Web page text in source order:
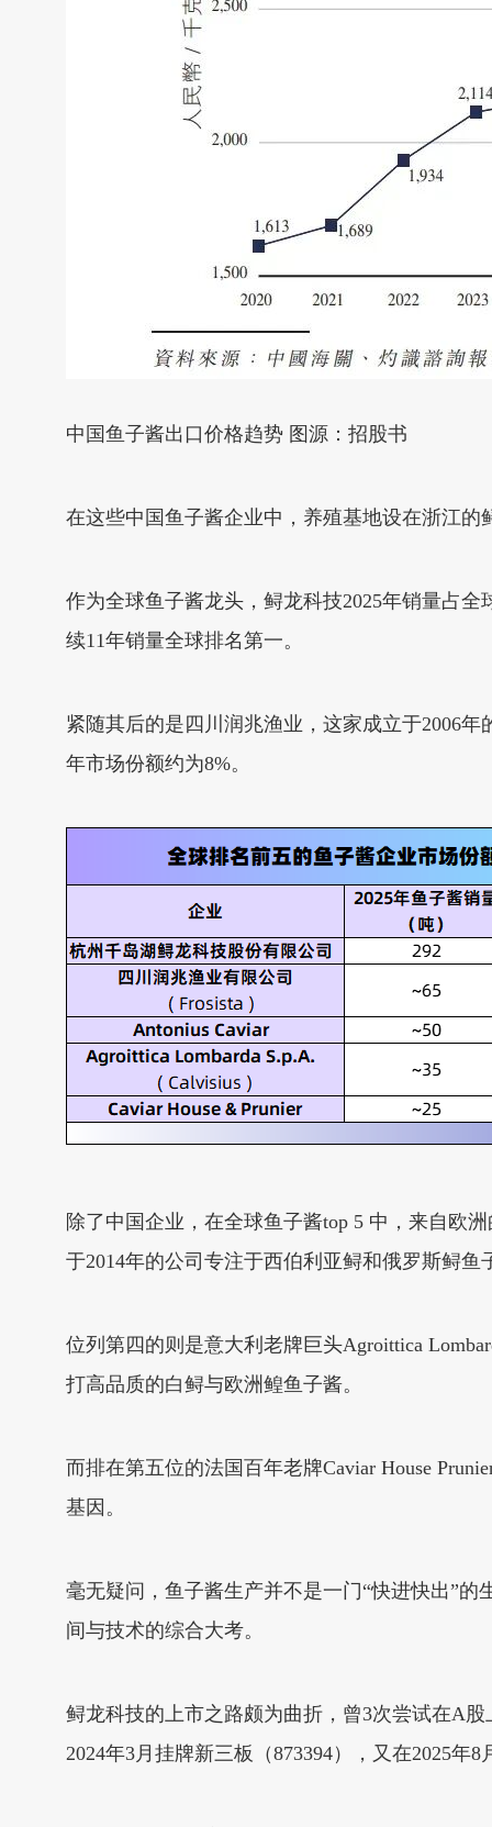
中国鱼子酱出口价格趋势 图源：招股书
在这些中国鱼子酱企业中，养殖基地设在浙江的
作为全球鱼子酱龙头，鲟龙科技2025年销量占全
续11年销量全球排名第一。
紧随其后的是四川润兆渔业，这家成立于2006
年市场份额约为8%。
除了中国企业，在全球鱼子酱top 5 中，来自欧
于2014年的公司专注于西伯利亚鲟和俄罗斯鲟
位列第四的则是意大利老牌巨头Agroittica
打高品质的白鲟与欧洲鳇鱼子酱。
而排在第五位的法国百年老牌Caviar House
基因。
毫无疑问，鱼子酱生产并不是一门“快进快出”
间与技术的综合大考。
鲟龙科技的上市之路颇为曲折，曾3次尝试在A
2024年3月挂牌新三板（873394），又在2025年